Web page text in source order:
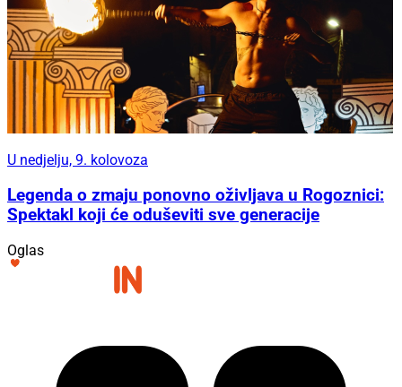
U nedjelju, 9. kolovoza
Legenda o zmaju ponovno oživljava u Rogoznici:
Spektakl koji će oduševiti sve generacije
Oglas